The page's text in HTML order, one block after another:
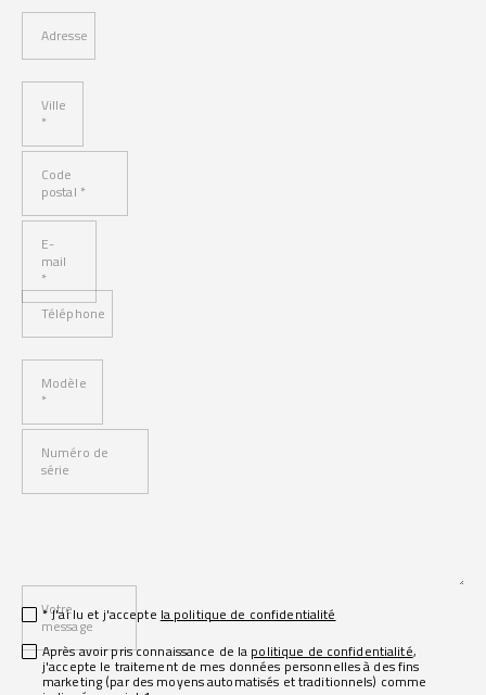
Adresse
Ville
*
Code
postal *
E-
mail
*
Téléphone
Modèle
*
Numéro de
série
Votre
message
* J'ai lu et j'accepte la politique de confidentialité
Après avoir pris connaissance de la politique de confidentialité,
j'accepte le traitement de mes données personnelles à des fins
marketing (par des moyens automatisés et traditionnels) comme